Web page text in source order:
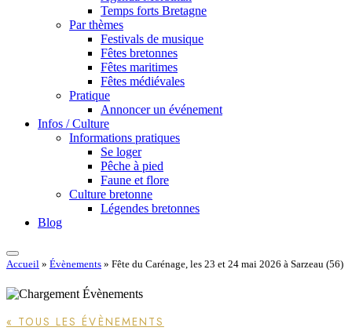
Temps forts Bretagne
Par thèmes
Festivals de musique
Fêtes bretonnes
Fêtes maritimes
Fêtes médiévales
Pratique
Annoncer un événement
Infos / Culture
Informations pratiques
Se loger
Pêche à pied
Faune et flore
Culture bretonne
Légendes bretonnes
Blog
Accueil » Évènements » Fête du Carénage, les 23 et 24 mai 2026 à Sarzeau (56)
« TOUS LES ÉVÈNEMENTS